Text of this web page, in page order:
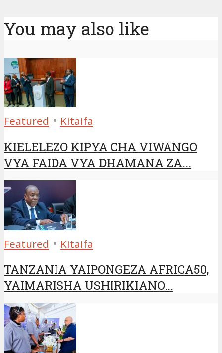
You may also like
Featured • Kitaifa
KIELELEZO KIPYA CHA VIWANGO
VYA FAIDA VYA DHAMANA ZA...
Featured • Kitaifa
TANZANIA YAIPONGEZA AFRICA50,
YAIMARISHA USHIRIKIANO...